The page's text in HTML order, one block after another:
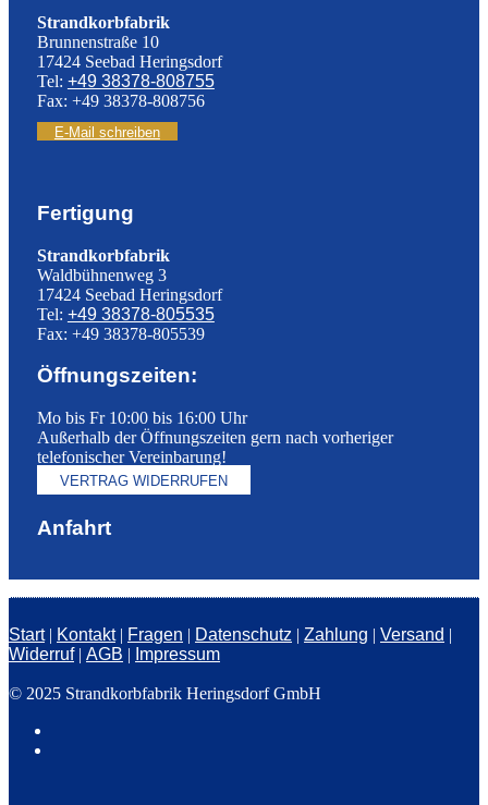
Strandkorbfabrik
Brunnenstraße 10
17424 Seebad Heringsdorf
Tel: +49 38378-808755
Fax: +49 38378-808756
E-Mail schreiben
Fertigung
Strandkorbfabrik
Waldbühnenweg 3
17424 Seebad Heringsdorf
Tel: +49 38378-805535
Fax: +49 38378-805539
Öffnungszeiten:
Mo bis Fr 10:00 bis 16:00 Uhr
Außerhalb der Öffnungszeiten gern nach vorheriger
telefonischer Vereinbarung!
VERTRAG WIDERRUFEN
Anfahrt
Start| Kontakt| Fragen | Datenschutz | Zahlung | Versand |
Widerruf| AGB | Impressum
© 2025 Strandkorbfabrik Heringsdorf GmbH